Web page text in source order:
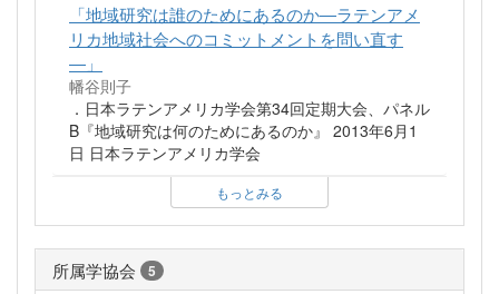
「地域研究は誰のためにあるのか―ラテンアメ
リカ地域社会へのコミットメントを問い直す
―」
幡谷則子
．日本ラテンアメリカ学会第34回定期大会、パネル
B『地域研究は何のためにあるのか』 2013年6月1
日 日本ラテンアメリカ学会
もっとみる
所属学協会 5